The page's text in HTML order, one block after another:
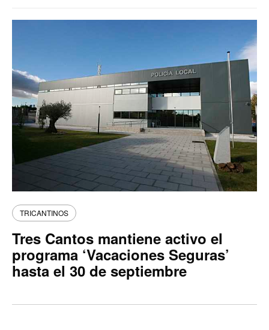
TRICANTINOS
Tres Cantos mantiene activo el
programa ‘Vacaciones Seguras’
hasta el 30 de septiembre